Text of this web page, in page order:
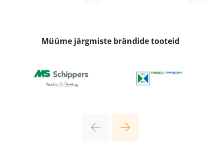
Müüme järgmiste brändide tooteid